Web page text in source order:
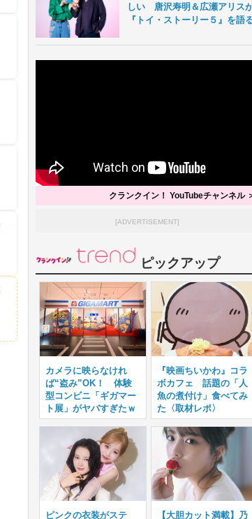
しい 唐沢寿明＆広瀬アリス
『トイ・ストーリー５』を語
クランクイン！ YouTubeチャンネル
[ADVERTISEMENT]
ピックアップ
カメラに映らなけれ
ば“盗み”OK！ 体験
型コンビニ「ギガマー
ト展」がヤバすぎたｗ
『映画ちいかわ』コラ
ボカフェ 話題の「人
魚の煮付け」食べてみ
た〈取材レポ〉
ピンクの衣装がステ 【大胆カット満載】乃